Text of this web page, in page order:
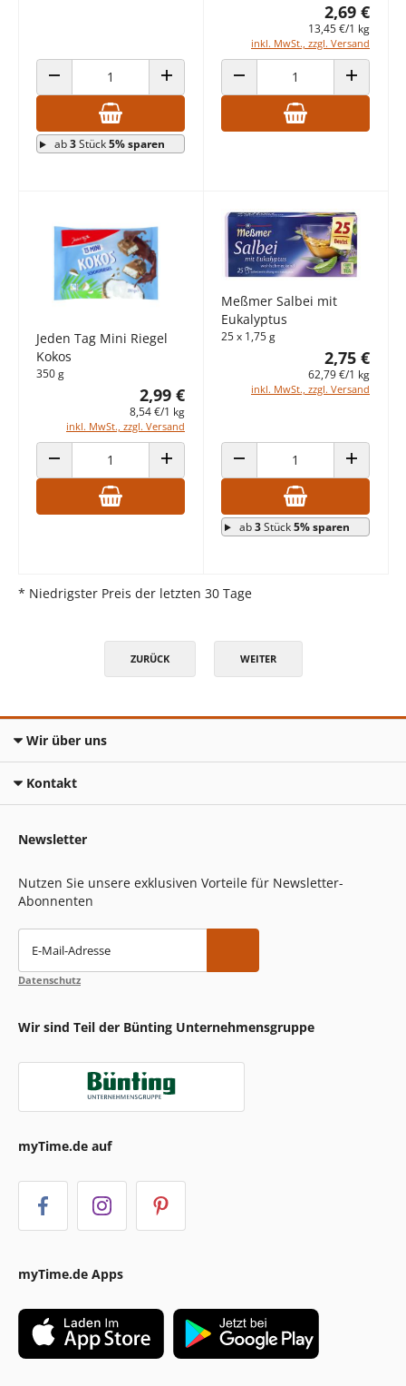
ANZAHL VERRINGERN ANZAHL ERHÖHEN
ab3Stück5% sparen
2,69 €
13,45 €/1 kg
inkl. MwSt., zzgl. Versand
ANZAHL VERRINGERN ANZAHL
Jeden Tag Mini Riegel
Kokos
350 g
2,99 €
8,54 €/1 kg
inkl. MwSt., zzgl. Versand
ANZAHL VERRINGERN ANZAHL ERHÖHEN
Meßmer Salbei mit
Eukalyptus
25 x 1,75 g
2,75 €
62,79 €/1 kg
inkl. MwSt., zzgl. Versand
ANZAHL VERRINGERN ANZAHL
ab3Stück5% sparen
* Niedrigster Preis der letzten 30 Tage
ZURÜCK WEITER
Wir über uns
Kontakt
Newsletter
Nutzen Sie unsere exklusiven Vorteile für Newsletter-
Abonnenten
E-Mail-Adresse
Datenschutz
Wir sind Teil der Bünting Unternehmensgruppe
myTime.de auf
myTime.de Apps